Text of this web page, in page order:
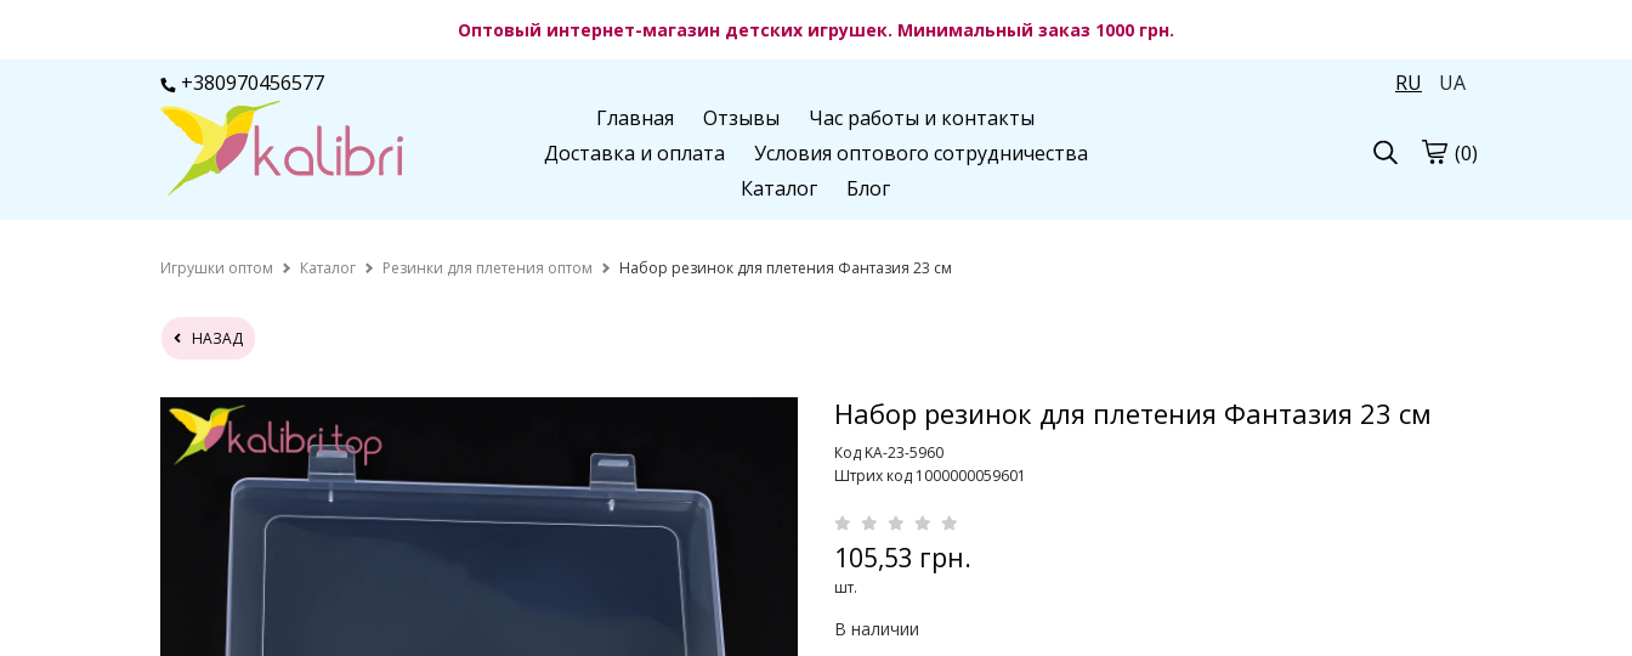
Оптовый интернет-магазин детских игрушек. Минимальный заказ 1000 грн.
+380970456577 RU
UA
Главная
Отзывы
Час работы и контакты
Доставка и оплата
Условия оптового сотрудничества
Каталог
Блог
(0)
Игрушки оптом Каталог Резинки для плетения оптом Набор резинок для плетения Фантазия 23 см
НАЗАД
Набор резинок для плетения Фантазия 23 см
Код KA-23-5960
Штрих код 1000000059601
105,53 грн.
шт.
В наличии